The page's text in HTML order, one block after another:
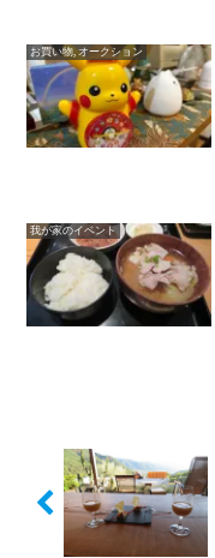
お買い物, オークション
我が家のイベント